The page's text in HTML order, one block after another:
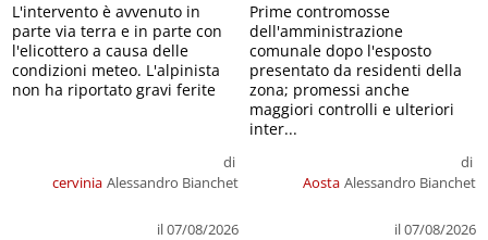
cervinia
di
Alessandro Bianchet
il 07/08/2026
L'intervento è avvenuto in
parte via terra e in parte con
l'elicottero a causa delle
condizioni meteo. L'alpinista
non ha riportato gravi ferite
Aosta
di
Alessandro Bianchet
il 07/08/2026
Prime contromosse
dell'amministrazione
comunale dopo l'esposto
presentato da residenti della
zona; promessi anche
maggiori controlli e ulteriori
inter...